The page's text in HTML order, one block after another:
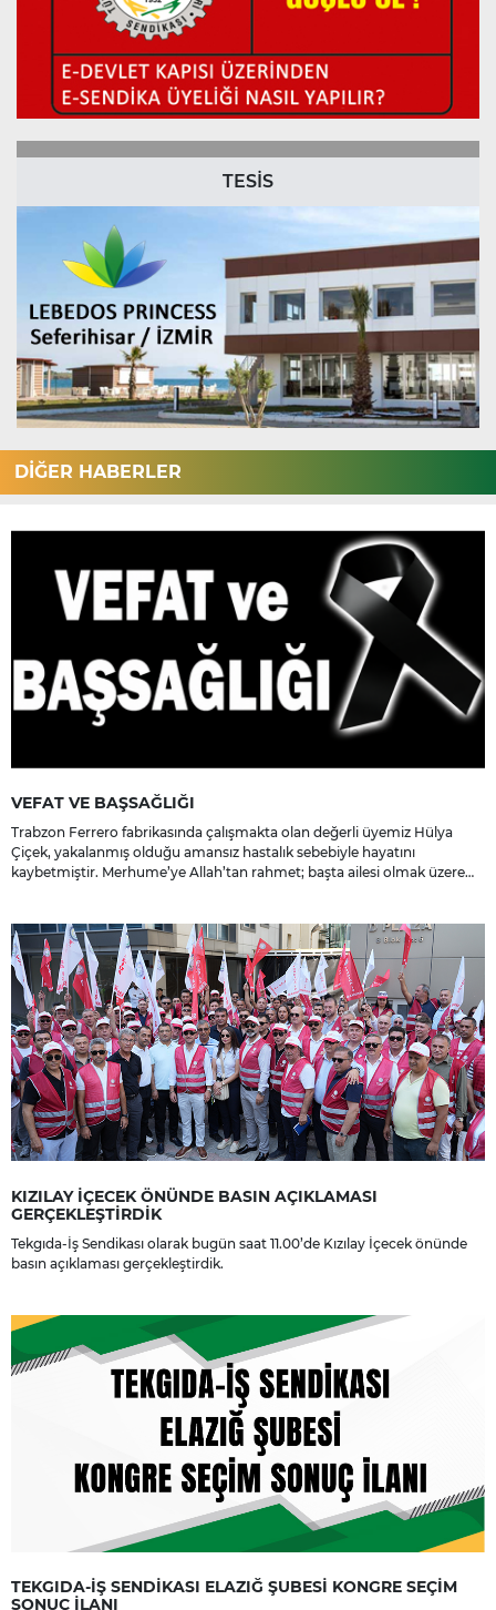
TESİS
DİĞER HABERLER
VEFAT VE BAŞSAĞLIĞI
Trabzon Ferrero fabrikasında çalışmakta olan değerli üyemiz Hülya
Çiçek, yakalanmış olduğu amansız hastalık sebebiyle hayatını
kaybetmiştir. Merhume’ye Allah’tan rahmet; başta ailesi olmak üzere
KIZILAY İÇECEK ÖNÜNDE BASIN AÇIKLAMASI
GERÇEKLEŞTİRDİK
Tekgıda-İş Sendikası olarak bugün saat 11.00’de Kızılay İçecek önünde
basın açıklaması gerçekleştirdik.
TEKGIDA-İŞ SENDİKASI ELAZIĞ ŞUBESİ KONGRE SEÇİM
SONUÇ İLANI